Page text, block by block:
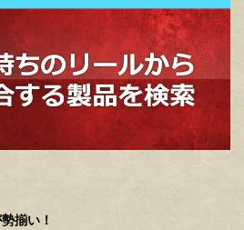
揃い！